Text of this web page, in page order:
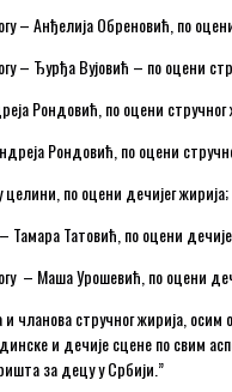
– Анђелија Обреновић, по
– Ђурђа Вујовић – по оцени
Рондовић, по оцени стручног
Рондовић, по оцени
по оцени дечијег жирија;
Тамара Татовић, по оцени
– Маша Урошевић, по оцени
чланова стручног жирија,
и дечије сцене по
за децу у Србији.”